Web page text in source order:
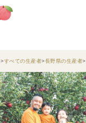
すべての生産者 長野県の生産者